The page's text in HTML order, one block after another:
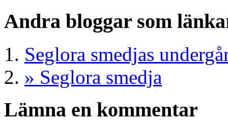
Andra bloggar som
Seglora smedjas
» Seglora smedja
Lämna en kommentar